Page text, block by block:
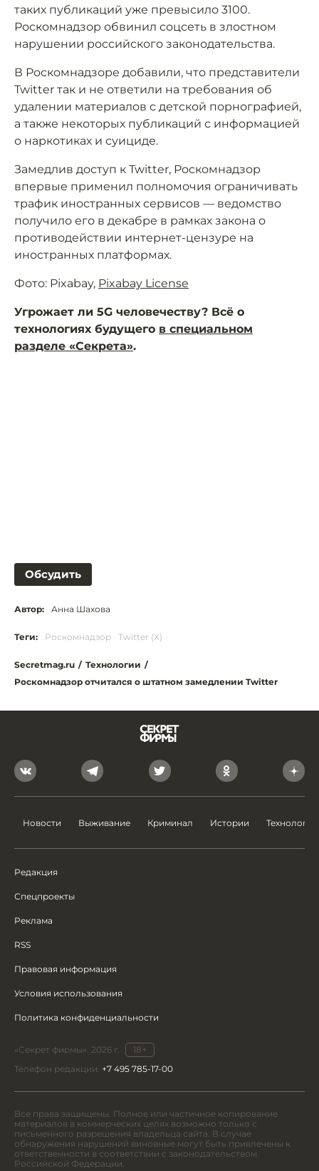
таких публикаций уже превысило 3100.
Роскомнадзор обвинил соцсеть в злостном
нарушении российского законодательства.
В Роскомнадзоре добавили, что представители
Twitter так и не ответили на требования об
удалении материалов с детской порнографией,
а также некоторых публикаций с информацией
о наркотиках и суициде.
Замедлив доступ к Twitter, Роскомнадзор
впервые применил полномочия ограничивать
трафик иностранных сервисов — ведомство
получило его в декабре в рамках закона о
противодействии интернет-цензуре на
иностранных платформах.
Фото: Pixabay, Pixabay License
Угрожает ли 5G человечеству? Всё о
технологиях будущего в специальном
разделе «Секрета».
Обсудить
Автор: Анна Шахова
Теги: Роскомнадзор Twitter (X)
Secretmag.ru / Технологии /
Роскомнадзор отчитался о штатном замедлении Twitter
Новости Выживание Криминал Истории Технологии
Редакция
Спецпроекты
Реклама
RSS
Правовая информация
Условия использования
Политика конфиденциальности
«Секрет фирмы», 2026 г.
18+
Телефон редакции: +7 495 785-17-00
Все права защищены. Полное или частичное копирование
материалов в коммерческих целях возможно только с
письменного разрешения владельца сайта. В случае
обнаружения нарушений виновные могут быть привлечены к
ответственности в соответствии с законодательством
Российской Федерации.